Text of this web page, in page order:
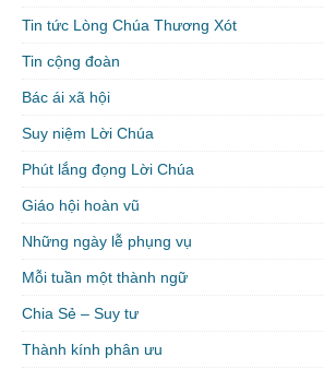
Tin tức Lòng Chúa Thương Xót
Tin cộng đoàn
Bác ái xã hội
Suy niệm Lời Chúa
Phút lắng đọng Lời Chúa
Giáo hội hoàn vũ
Những ngày lễ phụng vụ
Mỗi tuần một thành ngữ
Chia Sẻ – Suy tư
Thành kính phân ưu